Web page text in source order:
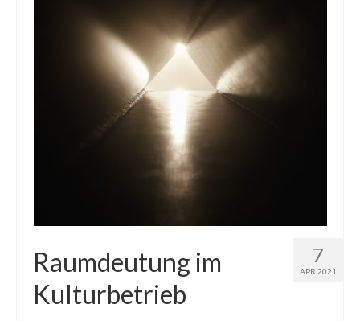
7
APR 2021
Raumdeutung im
Kulturbetrieb